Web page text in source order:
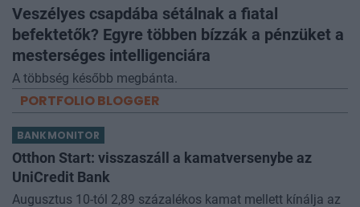
Veszélyes csapdába sétálnak a fiatal
befektetők? Egyre többen bízzák a pénzüket a
mesterséges intelligenciára
A többség később megbánta.
PORTFOLIO BLOGGER
BANKMONITOR
Otthon Start: visszaszáll a kamatversenybe az
UniCredit Bank
Augusztus 10-tól 2,89 százalékos kamat mellett kínálja az